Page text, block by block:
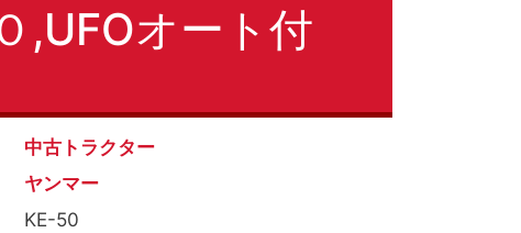
,UFOオート付
中古トラクター
ヤンマー
KE-50